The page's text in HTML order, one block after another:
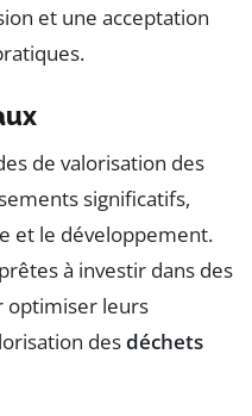
et une acceptation
de valorisation des
significatifs,
et le développement.
à investir dans des
optimiser leurs
desdéchets